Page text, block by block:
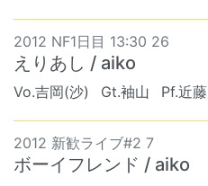
2012 NF1日目 13:30 26
えりあし / aiko
Vo.吉岡(沙) Gt.袖山 Pf.近藤
2012 新歓ライブ#2 7
ボーイフレンド / aiko